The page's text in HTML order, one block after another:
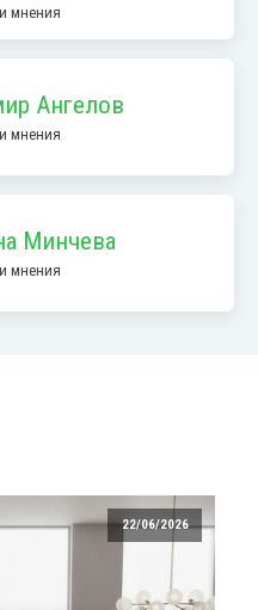
мнения
Ангелов
мнения
Минчева
мнения
22/06/2026